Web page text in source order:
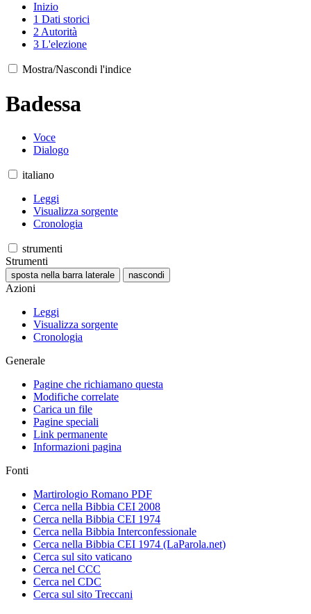
Inizio
1 Dati storici
2Autorità
3 L'elezione
Mostra/Nascondi l'indice
Badessa
Voce
Dialogo
italiano
Leggi
Visualizza sorgente
Cronologia
strumenti
Strumenti
sposta nella barra laterale nascondi
Azioni
Leggi
Visualizza sorgente
Cronologia
Generale
Pagine che richiamano questa
Modifiche correlate
Carica un file
Pagine speciali
Link permanente
Informazioni pagina
Fonti
Martirologio Romano PDF
Cerca nella Bibbia CEI 2008
Cerca nella Bibbia CEI 1974
Cerca nella Bibbia Interconfessionale
Cerca nella Bibbia CEI 1974 (LaParola.net)
Cerca sul sito vaticano
Cerca nel CCC
Cerca nel CDC
Cerca sul sito Treccani